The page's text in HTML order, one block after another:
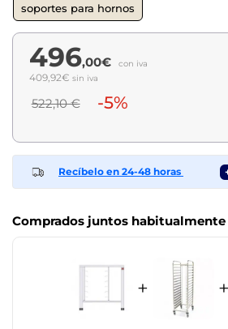
soportes para hornos
496,00€ con iva
409,92€ sin iva
522,10 € -5%
Recíbelo en 24-48 horas
Comprados juntos habitualmente
+ +